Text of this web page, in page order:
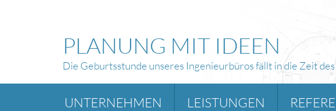
PLANUNG MIT IDEEN
Die Geburtsstunde unseres Ingenieurbüros fällt in die Zeit
UNTERNEHMEN LEISTUNGEN